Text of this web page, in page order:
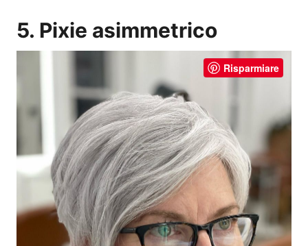
5. Pixie asimmetrico
Risparmiare